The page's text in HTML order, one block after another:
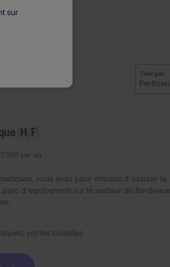
Trier par
(H/F)
par an
vous avez pour mission d'assurer la
d'équipement sur le secteur de
portes blindées
sur